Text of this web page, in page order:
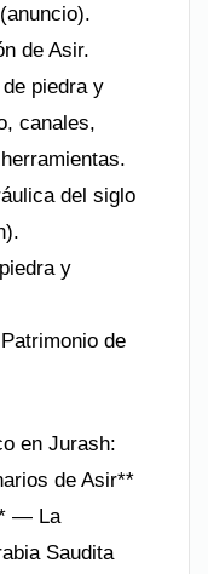
de Asir.
piedra y
canales,
del siglo
y
de
en Jurash:
de Asir**
— La
Saudita